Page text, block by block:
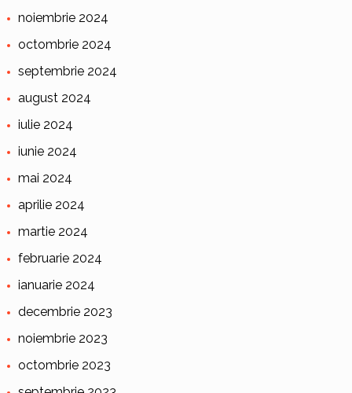
noiembrie 2024
octombrie 2024
septembrie 2024
august 2024
iulie 2024
iunie 2024
mai 2024
aprilie 2024
martie 2024
februarie 2024
ianuarie 2024
decembrie 2023
noiembrie 2023
octombrie 2023